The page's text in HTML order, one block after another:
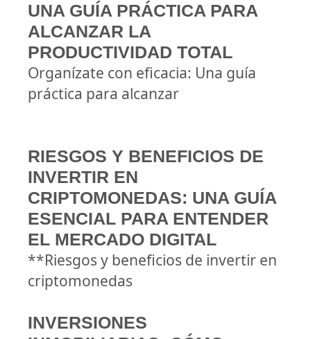
UNA GUÍA PRÁCTICA PARA
ALCANZAR LA
PRODUCTIVIDAD TOTAL
Organízate con eficacia: Una guía
práctica para alcanzar
RIESGOS Y BENEFICIOS DE
INVERTIR EN
CRIPTOMONEDAS: UNA GUÍA
ESENCIAL PARA ENTENDER
EL MERCADO DIGITAL
**Riesgos y beneficios de invertir en
criptomonedas
INVERSIONES